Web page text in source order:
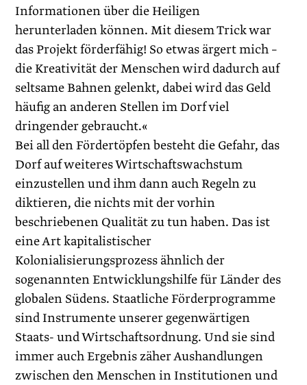
Informationen über die Heiligen
herunterladen können. Mit diesem Trick war
das Projekt förderfähig! So etwas ärgert mich –
die Kreativität der Menschen wird dadurch auf
seltsame Bahnen gelenkt, dabei wird das Geld
häufig an anderen Stellen im Dorf viel
dringender ­gebraucht.«
Bei all den Fördertöpfen besteht die Gefahr, das
Dorf auf weiteres Wirtschaftswachstum
einzustellen und ihm dann auch Regeln zu
diktieren, die nichts mit der vorhin
beschriebenen Qualität zu tun haben. Das ist
eine Art kapitalistischer
Kolonialisierungsprozess ähnlich der
sogenannten Entwicklungshilfe für Länder des
globalen Südens. Staatliche Förderprogramme
sind Instrumente unserer gegenwärtigen
Staats- und Wirtschaftsordnung. Und sie sind
immer auch Ergebnis zäher Aushandlungen
zwischen den Menschen in Institutionen und